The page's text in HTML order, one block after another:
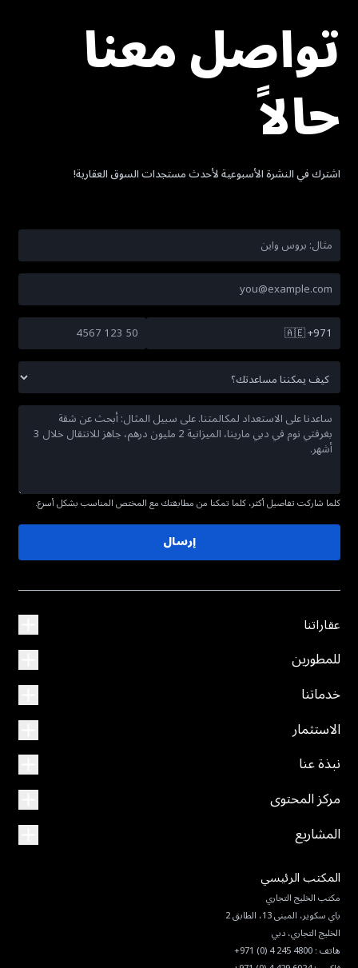
تواصل معنا
حالاً
اشترك في النشرة الأسبوعية لأحدث مستجدات السوق العقارية!
🇦🇪+971
كلما شاركت تفاصيل أكثر، كلما تمكنا من مطابقتك مع المختص المناسب بشكل أسرع.
إرسال
عقاراتنا
للمطورين
خدماتنا
الاستثمار
نبذة عنا
مركز المحتوى
المشاريع
المكتب الرئيسي